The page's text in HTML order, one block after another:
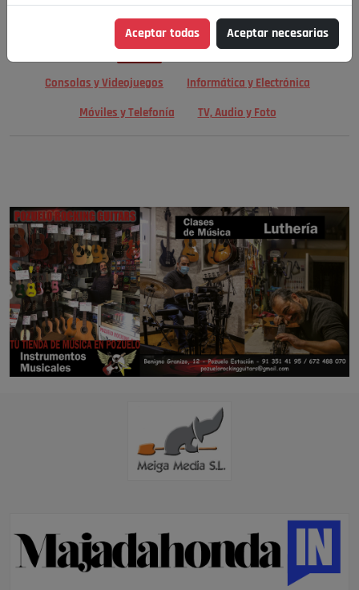
Cine, Libros y Música Coleccionismo Otros Otros
Empleo Servicios Tecnología
Consolas y Videojuegos Informática y Electrónica
Móviles y Telefonía TV, Audio y Foto
Aceptar todas Aceptar necesarias